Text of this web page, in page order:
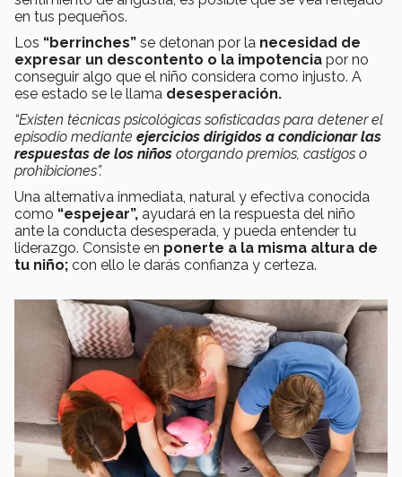
en tus pequeños.
Los “berrinches” se detonan por la necesidad de
expresar un descontento o la impotencia por no
conseguir algo que el niño considera como injusto. A
ese estado se le llama desesperación.
“Existen técnicas psicológicas sofisticadas para detener el
episodio mediante ejercicios dirigidos a condicionar las
respuestas de los niños otorgando premios, castigos o
prohibiciones”.
Una alternativa inmediata, natural y efectiva conocida
como “espejear”, ayudará en la respuesta del niño
ante la conducta desesperada, y pueda entender tu
liderazgo. Consiste en ponerte a la misma altura de
tu niño; con ello le darás confianza y certeza.